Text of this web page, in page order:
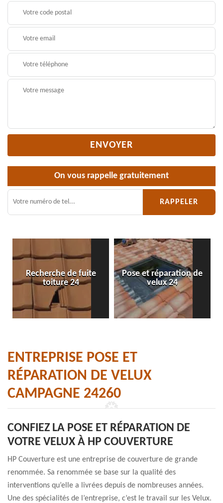
On vous rappelle gratuitement
Recherche de fuite
toiture 24
Pose et réparation de
velux 24
ENTREPRISE POSE ET
RÉPARATION DE VELUX
CAMPAGNE 24260
CONFIEZ LA POSE ET RÉPARATION DE
VOTRE VELUX À HP COUVERTURE
HP Couverture est une entreprise de couverture de grande
renommée. Sa renommée se base sur la qualité des
interventions qu’elle a livrées depuis de nombreuses années.
Une des spécialités de l’entreprise, c’est le travail sur les Velux.